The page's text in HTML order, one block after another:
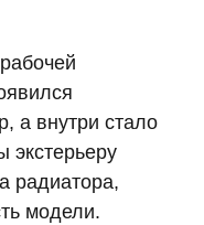
а внутри стало
экстерьеру
радиатора,
модели.